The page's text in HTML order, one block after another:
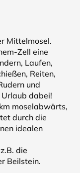
Mittelmosel.
Zell eine
Laufen,
Reiten,
und
dabei!
moselabwärts,
durch die
idealen
die
Beilstein.